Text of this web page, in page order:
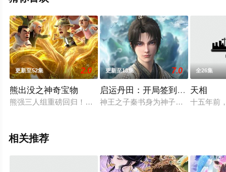
更新至52集 2.0
熊出没之神奇宝物
熊强三人组重磅回归！全新奇遇来袭，神奇宝物揭开序幕。爆笑
更新至18集 7.0
启运丹田：开局签到至尊丹田
神王之子秦书身为神子，却天生凡体
全26集
天相
十五年前
相关推荐